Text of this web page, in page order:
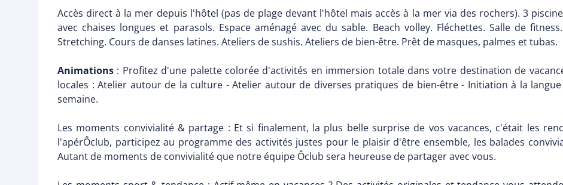
Accès direct à la mer depuis l'hôtel (pas de plage devant l'hôtel mais accès à la mer via des rochers). 3
avec chaises longues et parasols. Espace aménagé avec du sable. Beach volley. Fléchettes. Salle de
Stretching. Cours de danses latines. Ateliers de sushis. Ateliers de bien-être. Prêt de masques, palmes et tubas.
Animations : Profitez d'une palette colorée d'activités en immersion totale dans votre destination de
locales : Atelier autour de la culture - Atelier autour de diverses pratiques de bien-être - Initiation à la
semaine.
Les moments convivialité & partage : Et si finalement, la plus belle surprise de vos vacances, c'était les
l'apérÔclub, participez au programme des activités justes pour le plaisir d'être ensemble, les balades
Autant de moments de convivialité que notre équipe Ôclub sera heureuse de partager avec vous.